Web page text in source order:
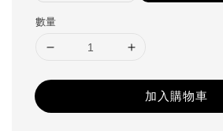
數量
加入購物車